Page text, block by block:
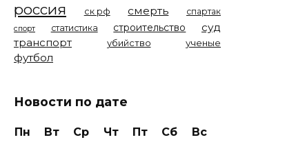
россия ск рф смерть спартак
спорт статистика строительство
суд
транспорт
убийство ученые
футбол
Новости по дате
Пн Вт Ср Чт Пт Сб
Вс